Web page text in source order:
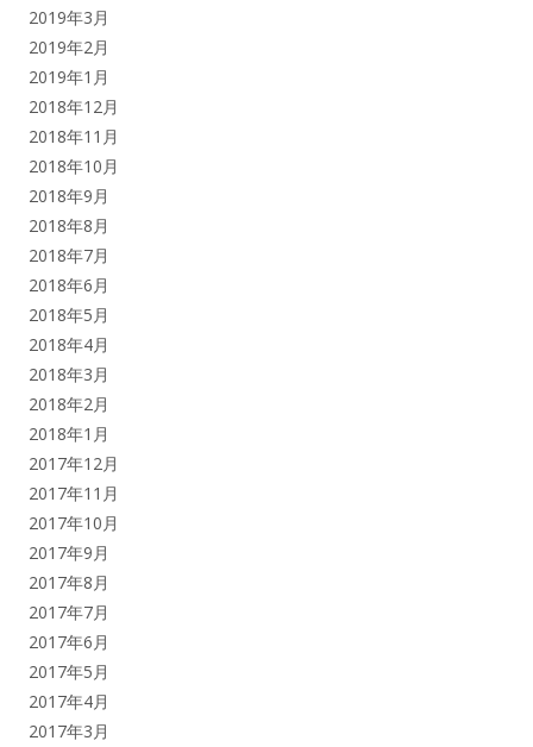
2019年3月
2019年2月
2019年1月
2018年12月
2018年11月
2018年10月
2018年9月
2018年8月
2018年7月
2018年6月
2018年5月
2018年4月
2018年3月
2018年2月
2018年1月
2017年12月
2017年11月
2017年10月
2017年9月
2017年8月
2017年7月
2017年6月
2017年5月
2017年4月
2017年3月